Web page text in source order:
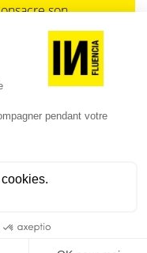
son
devenue
: Qu’est-
la
numéro explore
mise à l’épreuve
dans les